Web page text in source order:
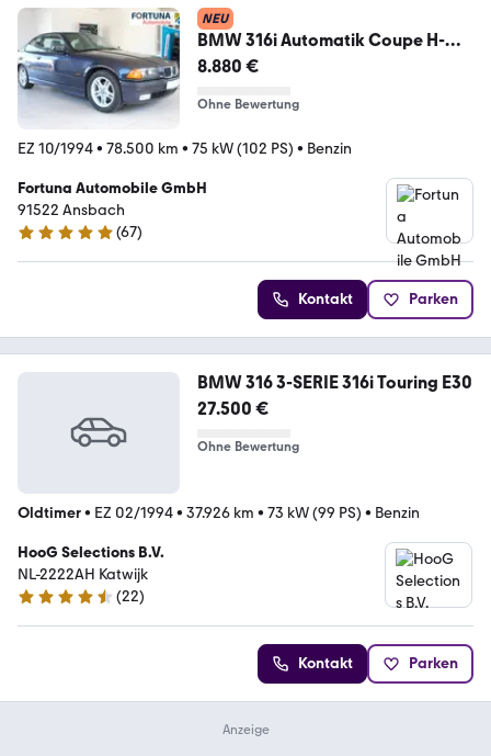
NEU
BMW 316i Automatik Coupe H-
Zulassung
8.880 €
Ohne Bewertung
EZ 10/1994• 78.500 km • 75 kW (102 PS) • Benzin
Fortuna Automobile GmbH
91522 Ansbach
4.9 Sterne
(67)
Kontakt Parken
BMW 316 3-SERIE 316i Touring E30
27.500 €
Ohne Bewertung
Oldtimer• EZ 02/1994• 37.926 km • 73 kW (99 PS) • Benzin
HooG Selections B.V.
NL-2222AH Katwijk
4.3 Sterne
(22)
Kontakt Parken